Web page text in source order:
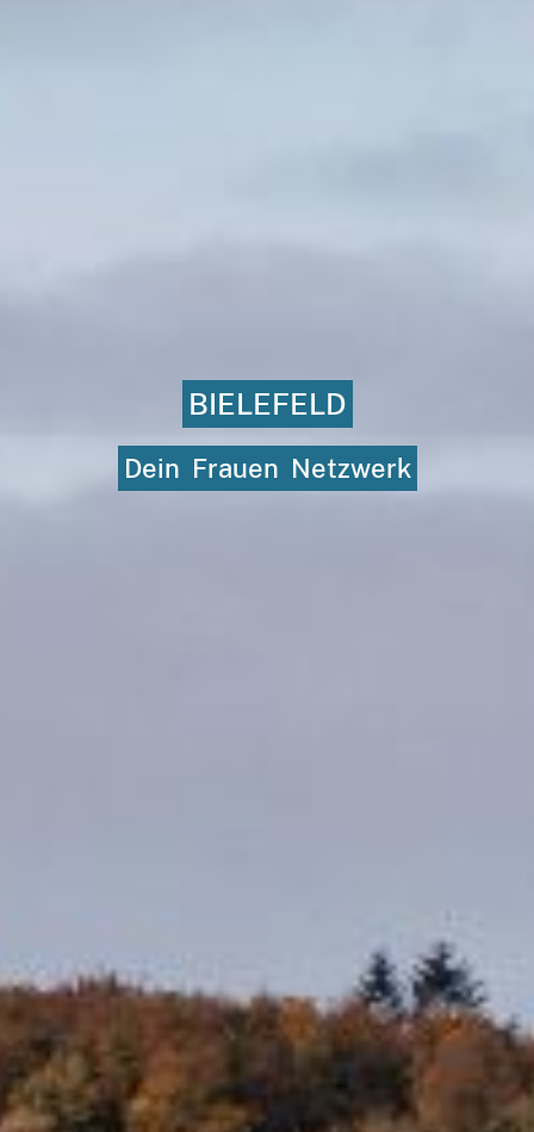
BIELEFELD
Dein Frauen Netzwerk